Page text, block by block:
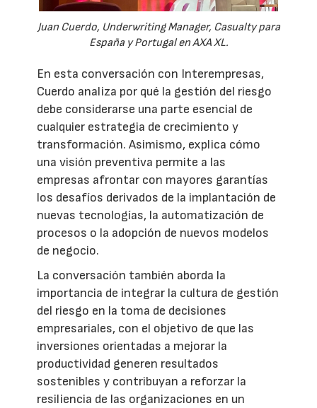
Juan Cuerdo, Underwriting Manager, Casualty para
España y Portugal en AXA XL.
En esta conversación con Interempresas,
Cuerdo analiza por qué la gestión del riesgo
debe considerarse una parte esencial de
cualquier estrategia de crecimiento y
transformación. Asimismo, explica cómo
una visión preventiva permite a las
empresas afrontar con mayores garantías
los desafíos derivados de la implantación de
nuevas tecnologías, la automatización de
procesos o la adopción de nuevos modelos
de negocio.
La conversación también aborda la
importancia de integrar la cultura de gestión
del riesgo en la toma de decisiones
empresariales, con el objetivo de que las
inversiones orientadas a mejorar la
productividad generen resultados
sostenibles y contribuyan a reforzar la
resiliencia de las organizaciones en un